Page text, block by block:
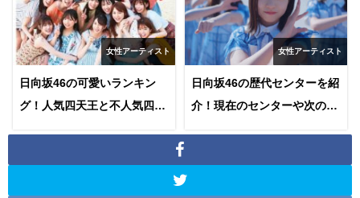
女性アーティスト
日向坂46の可愛いランキン
グ！人気四天王と不人気四天
女性アーティスト
日向坂46の歴代センターを紹
介！現在のセンターや次のセ